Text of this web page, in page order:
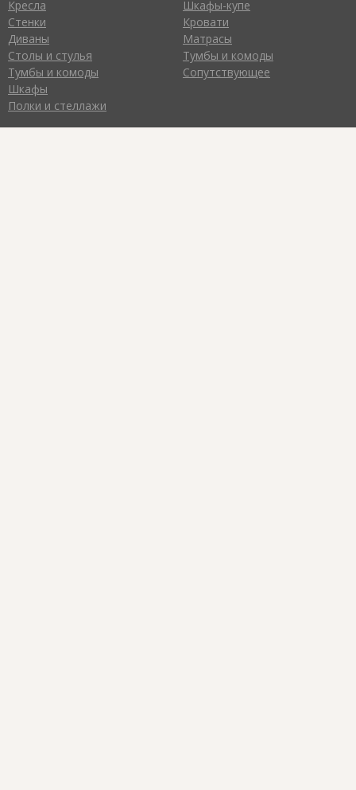
Кресла
Стенки
Диваны
Столы и стулья
Тумбы и комоды
Шкафы
Полки и стеллажи
Шкафы-купе
Кровати
Матрасы
Тумбы и комоды
Сопутствующее